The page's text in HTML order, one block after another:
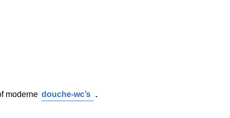
moderne douche-wc’s .